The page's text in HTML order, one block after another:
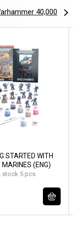
40,000
STARTED WITH
MARINES (ENG)
stock 5 pcs